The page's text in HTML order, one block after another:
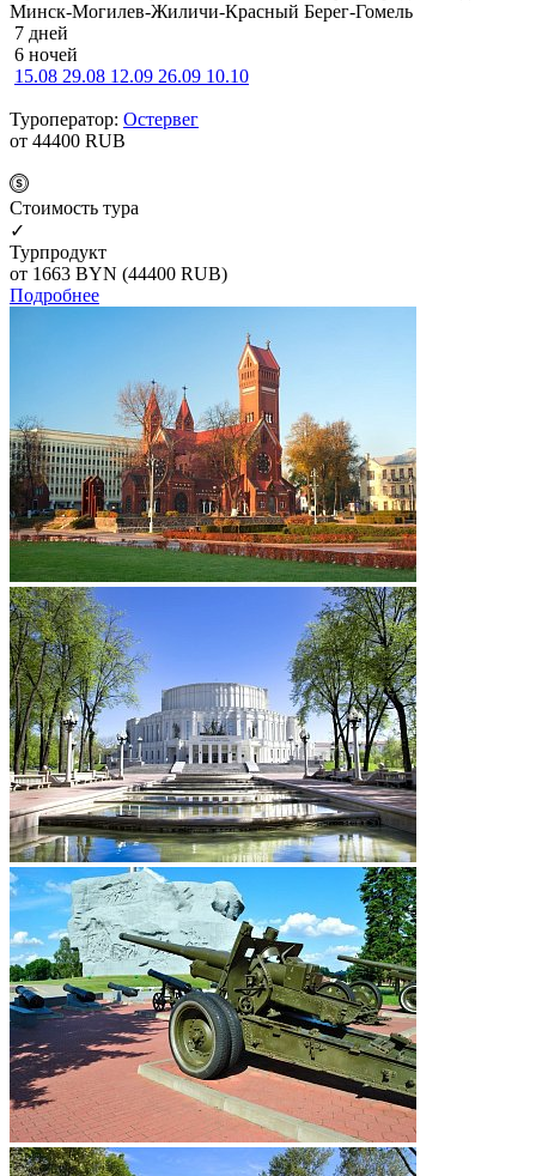
Минск-Могилев-Жиличи-Красный Берег-Гомель
7 дней
6 ночей
15.08 29.08 12.09 26.09 10.10
Туроператор: Остервег
от 44400 RUB
Cтоимость тура
✓
Турпродукт
от 1663 BYN (44400 RUB)
Подробнее